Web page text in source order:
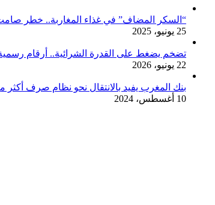
“السكر المضاف” في غذاء المغاربة.. خطر
25 يونيو، 2025
تضخم يضغط على القدرة الشرائية.. أرقام رسمية
22 يونيو، 2026
بنك المغرب يفيد بالانتقال نحو نظام صرف أكثر
10 أغسطس، 2024